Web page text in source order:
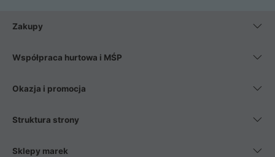
Zakupy
Współpraca hurtowa i MŚP
Okazja i promocja
Struktura strony
Sklepy marek